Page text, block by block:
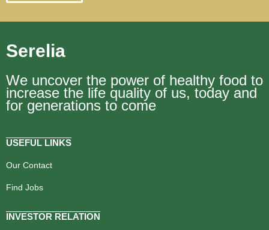
Serelia
We uncover the power of healthy food to
increase the life quality of us, today and
for generations to come
USEFUL LINKS
Our Contact
Find Jobs
INVESTOR RELATION